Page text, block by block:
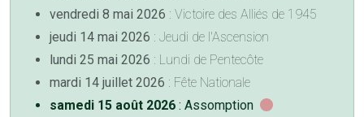
vendredi 8 mai 2026 : Victoire des Alliés de 1945
jeudi 14 mai 2026 : Jeudi de l'Ascension
lundi 25 mai 2026 : Lundi de Pentecôte
mardi 14 juillet 2026 : Fête Nationale
samedi 15 août 2026 : Assomption